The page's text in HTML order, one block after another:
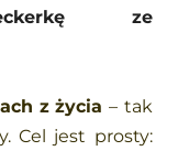
ze
z życia – tak
Cel jest prosty: